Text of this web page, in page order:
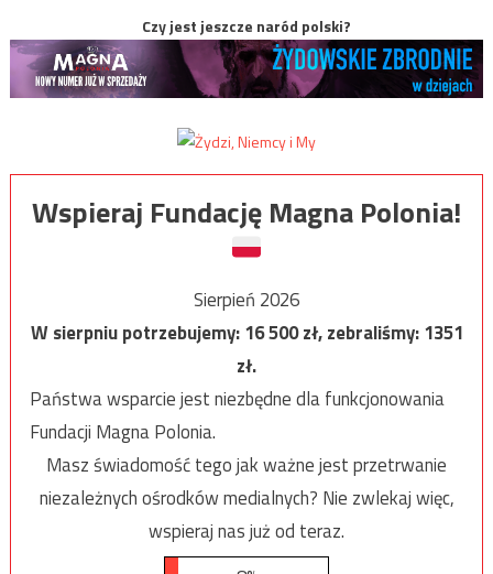
Czy jest jeszcze naród polski?
Wspieraj Fundację Magna Polonia!
Sierpień 2026
W sierpniu potrzebujemy:16 500zł, zebraliśmy:1351
zł.
Państwa wsparcie jest niezbędne dla funkcjonowania
Fundacji Magna Polonia.
Masz świadomość tego jak ważne jest przetrwanie
niezależnych ośrodków medialnych? Nie zwlekaj więc,
wspieraj nas już od teraz.